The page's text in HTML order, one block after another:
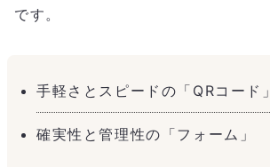
です。
手軽さとスピードの「QRコード」
確実性と管理性の「フォーム」